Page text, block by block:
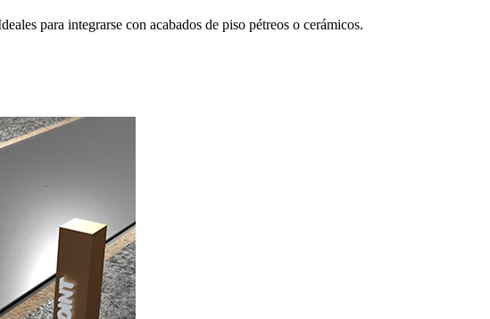
para integrarse con acabados de piso pétreos o cerámicos.